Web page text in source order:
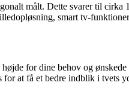
målt. Dette svarer til
smart tv-
for dine behov og
at få et bedre indblik i tvets